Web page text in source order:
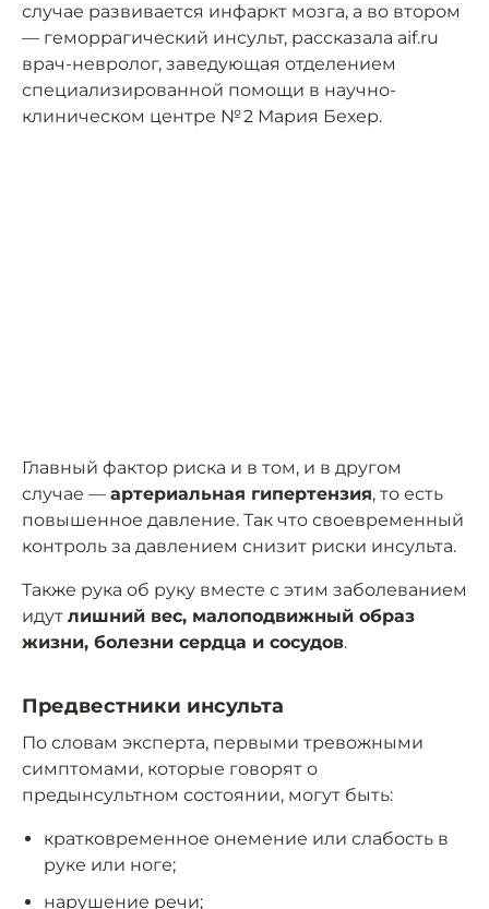
случае развивается инфаркт мозга, а во втором
— геморрагический инсульт, рассказала aif.ru
врач-невролог, заведующая отделением
специализированной помощи в научно-
клиническом центре № 2 Мария Бехер.
Главный фактор риска и в том, и в другом
случае — артериальная гипертензия, то есть
повышенное давление. Так что своевременный
контроль за давлением снизит риски инсульта.
Также рука об руку вместе с этим заболеванием
идут лишний вес, малоподвижный образ
жизни, болезни сердца и сосудов.
Предвестники инсульта
По словам эксперта, первыми тревожными
симптомами, которые говорят о
предынсультном состоянии, могут быть:
кратковременное онемение или слабость в
руке или ноге;
нарушение речи;